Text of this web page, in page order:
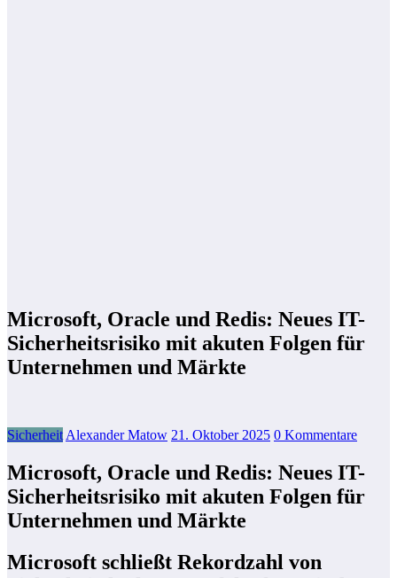
Microsoft, Oracle und Redis: Neues IT-
Sicherheitsrisiko mit akuten Folgen für
Unternehmen und Märkte
Sicherheit Alexander Matow 21. Oktober 2025 0 Kommentare
Microsoft, Oracle und Redis: Neues IT-
Sicherheitsrisiko mit akuten Folgen für
Unternehmen und Märkte
Microsoft schließt Rekordzahl von